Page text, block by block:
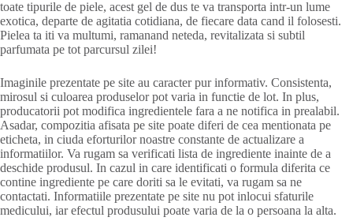
toate tipurile de piele, acest gel de dus te va transporta intr-un lume
exotica, departe de agitatia cotidiana, de fiecare data cand il folosesti.
Pielea ta iti va multumi, ramanand neteda, revitalizata si subtil
parfumata pe tot parcursul zilei!
Imaginile prezentate pe site au caracter pur informativ. Consistenta,
mirosul si culoarea produselor pot varia in functie de lot. In plus,
producatorii pot modifica ingredientele fara a ne notifica in prealabil.
Asadar, compozitia afisata pe site poate diferi de cea mentionata pe
eticheta, in ciuda eforturilor noastre constante de actualizare a
informatiilor. Va rugam sa verificati lista de ingrediente inainte de a
deschide produsul. In cazul in care identificati o formula diferita ce
contine ingrediente pe care doriti sa le evitati, va rugam sa ne
contactati. Informatiile prezentate pe site nu pot inlocui sfaturile
medicului, iar efectul produsului poate varia de la o persoana la alta.